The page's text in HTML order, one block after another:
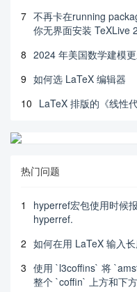
7 不再卡在running
你无界面安装 TeXLive
8 2024 年美国数学建模
9 如何选 LaTeX 编辑器
10 LaTeX 排版的《线性
热门问题
1
hyperref宏包使用时候
hyperref.
2 如何在用 LaTeX 输入
3 使用 `l3coffins` 将
整个 `coffin` 上方和下